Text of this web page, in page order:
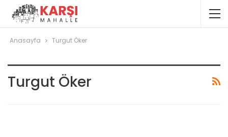
Anasayfa Turgut Öker
Turgut Öker